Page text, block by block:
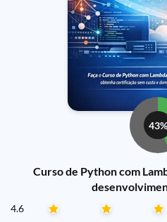
43%
Curso de Python com
4.6